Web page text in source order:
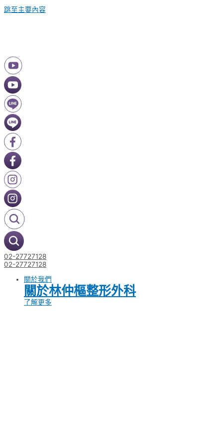
跳至主要內容
02-27727128
02-27727128
關於我們
關於林仲樞整形外科
了解更多